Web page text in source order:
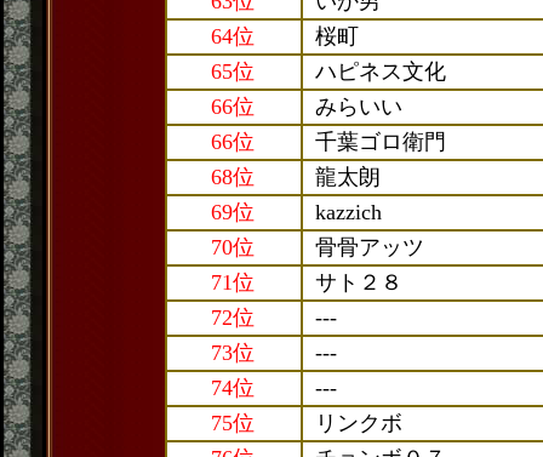
64位
桜町
65位
ハピネス文化
66位
みらいい
66位
千葉ゴロ衛門
68位
龍太朗
69位
kazzich
70位
骨骨アッツ
71位
サト２８
72位
---
73位
---
74位
---
75位
リンクボ